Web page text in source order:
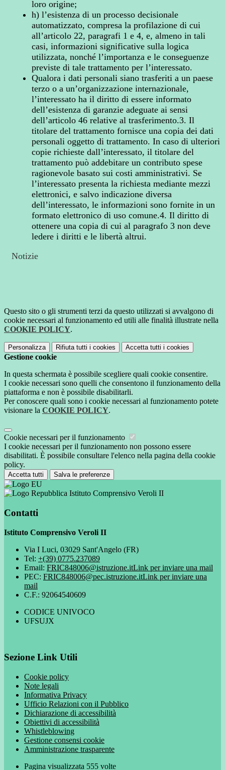
loro origine;
h) l’esistenza di un processo decisionale
automatizzato, compresa la profilazione di cui
all’articolo 22, paragrafi 1 e 4, e, almeno in tali
casi, informazioni significative sulla logica
utilizzata, nonché l’importanza e le conseguenze
previste di tale trattamento per l’interessato.
Qualora i dati personali siano trasferiti a un paese
terzo o a un’organizzazione internazionale,
l’interessato ha il diritto di essere informato
dell’esistenza di garanzie adeguate ai sensi
dell’articolo 46 relative al trasferimento.3. Il
titolare del trattamento fornisce una copia dei dati
personali oggetto di trattamento. In caso di ulteriori
copie richieste dall’interessato, il titolare del
trattamento può addebitare un contributo spese
ragionevole basato sui costi amministrativi. Se
l’interessato presenta la richiesta mediante mezzi
elettronici, e salvo indicazione diversa
dell’interessato, le informazioni sono fornite in un
formato elettronico di uso comune.4. Il diritto di
ottenere una copia di cui al paragrafo 3 non deve
ledere i diritti e le libertà altrui.
Notizie
Questo sito o gli strumenti terzi da questo utilizzati si avvalgono di
cookie necessari al funzionamento ed utili alle finalità illustrate nella
COOKIE POLICY.
Personalizza Rifiuta tutti i cookies Accetta tutti i cookies
Gestione cookie
In questa schermata è possibile scegliere quali cookie consentire.
I cookie necessari sono quelli che consentono il funzionamento della
piattaforma e non è possibile disabilitarli.
Per conoscere quali sono i cookie necessari al funzionamento potete
visionare la COOKIE POLICY.
Cookie necessari per il funzionamento
I cookie necessari per il funzionamento non possono essere
disabilitati. È possibile consultare l'elenco nella pagina della cookie
policy.
Accetta tutti Salva le preferenze
Istituto Comprensivo Veroli II
Contatti
Istituto Comprensivo Veroli II
Via I Luci, 03029 Sant'Angelo (FR)
Tel: +(39) 0775.237089
Email: FRIC848006@istruzione.itLink per inviare una mail
PEC: FRIC848006@pec.istruzione.itLink per inviare una
mail
C.F.: 92064540609
CODICE UNIVOCO
UFSUJX
Sezione Link Utili
Cookie policy
Note legali
Informativa Privacy
Ufficio Relazioni con il Pubblico
Dichiarazione di accessibilità
Obiettivi di accessibilità
Whistleblowing
Gestione consensi cookie
Amministrazione trasparente
Pagina visualizzata 555 volte